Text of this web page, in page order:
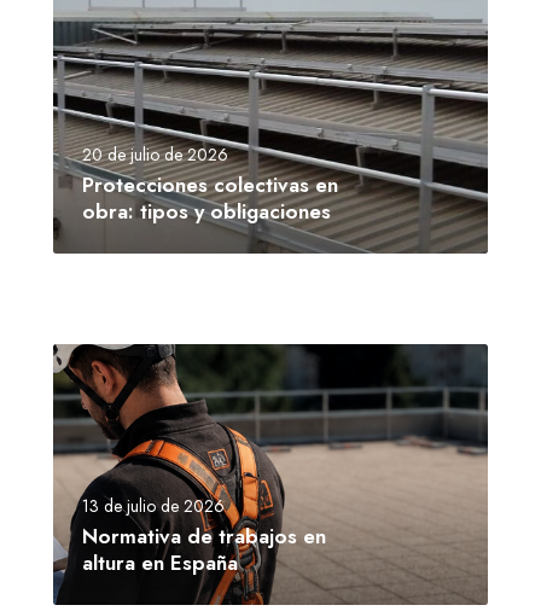
20 de julio de 2026
Protecciones colectivas en
obra: tipos y obligaciones
13 de julio de 2026
Normativa de trabajos en
altura en España